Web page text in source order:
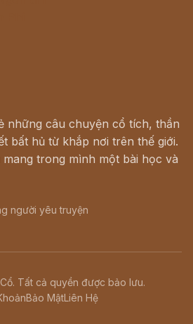
những câu chuyện cổ tích, thần
bất hủ từ khắp nơi trên thế giới.
trong mình một bài học và
người yêu truyện
Tất cả quyền được bảo lưu.
Bảo MậtLiên Hệ